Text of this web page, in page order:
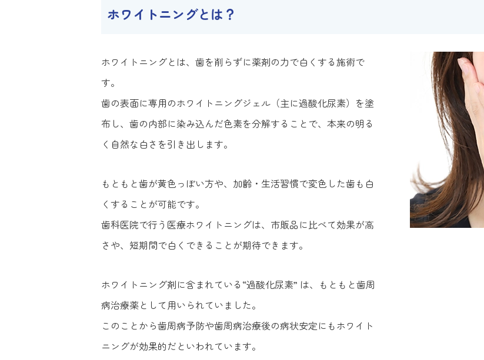
ホワイトニングとは？
ホワイトニングとは、歯を削らずに薬剤の力で白くする施術で
す。
歯の表面に専用のホワイトニングジェル（主に過酸化尿素）を塗
布し、歯の内部に染み込んだ色素を分解することで、本来の明る
く自然な白さを引き出します。
もともと歯が黄色っぽい方や、加齢・生活習慣で変色した歯も白
くすることが可能です。
歯科医院で行う医療ホワイトニングは、市販品に比べて効果が高
さや、短期間で白くできることが期待できます。
ホワイトニング剤に含まれている“過酸化尿素” は、もともと歯周
病治療薬として用いられていました。
このことから歯周病予防や歯周病治療後の病状安定にもホワイト
ニングが効果的だといわれています。